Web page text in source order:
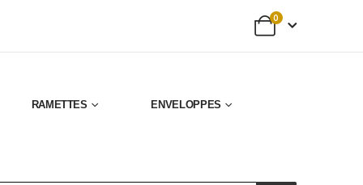
0
RAMETTES ENVELOPPES